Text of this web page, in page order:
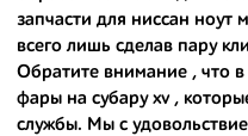
- доступные по цене;
- сняты только с
европейским и японским
- имеют большой запас
запчасти для ниссан ноут
всего лишь сделав пару
Обратите внимание , что
фары на субару xv,
службы. Мы с